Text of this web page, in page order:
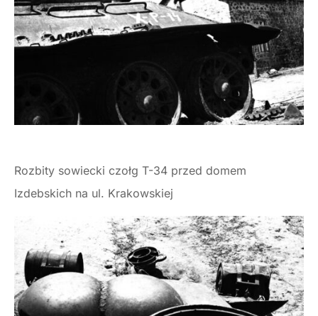
Rozbity sowiecki czołg T-34 przed domem
Izdebskich na ul. Krakowskiej